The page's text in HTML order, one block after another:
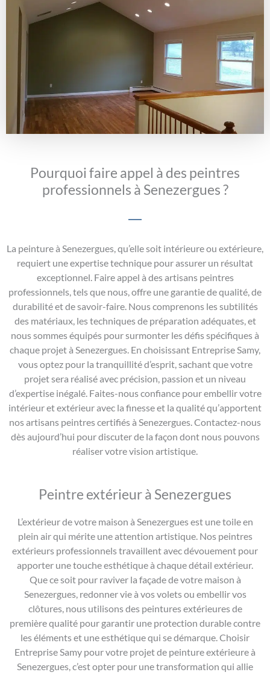
Pourquoi faire appel à des peintres
professionnels à Senezergues ?
La peinture à Senezergues, qu’elle soit intérieure ou extérieure,
requiert une expertise technique pour assurer un résultat
exceptionnel. Faire appel à des artisans peintres
professionnels, tels que nous, offre une garantie de qualité, de
durabilité et de savoir-faire. Nous comprenons les subtilités
des matériaux, les techniques de préparation adéquates, et
nous sommes équipés pour surmonter les défis spécifiques à
chaque projet à Senezergues. En choisissant Entreprise Samy,
vous optez pour la tranquillité d’esprit, sachant que votre
projet sera réalisé avec précision, passion et un niveau
d’expertise inégalé. Faites-nous confiance pour embellir votre
intérieur et extérieur avec la finesse et la qualité qu’apportent
nos artisans peintres certifiés à Senezergues. Contactez-nous
dès aujourd’hui pour discuter de la façon dont nous pouvons
réaliser votre vision artistique.
Peintre extérieur à Senezergues
L’extérieur de votre maison à Senezergues est une toile en
plein air qui mérite une attention artistique. Nos peintres
extérieurs professionnels travaillent avec dévouement pour
apporter une touche esthétique à chaque détail extérieur.
Que ce soit pour raviver la façade de votre maison à
Senezergues, redonner vie à vos volets ou embellir vos
clôtures, nous utilisons des peintures extérieures de
première qualité pour garantir une protection durable contre
les éléments et une esthétique qui se démarque. Choisir
Entreprise Samy pour votre projet de peinture extérieure à
Senezergues, c’est opter pour une transformation qui allie